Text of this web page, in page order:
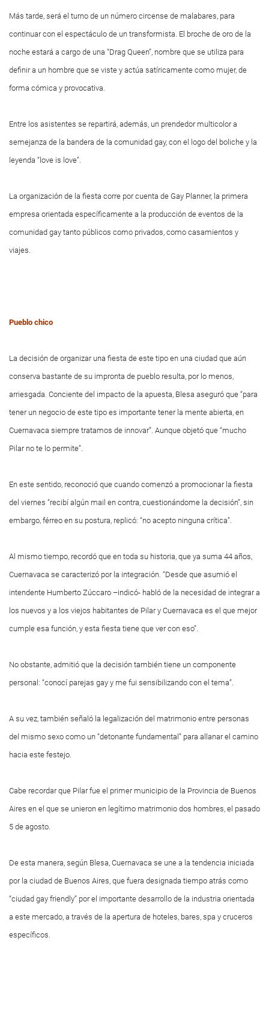
Más tarde, será el turno de un número circense de malabares, para
continuar con el espectáculo de un transformista. El broche de oro de la
noche estará a cargo de una “Drag Queen”, nombre que se utiliza para
definir a un hombre que se viste y actúa satíricamente como mujer, de
forma cómica y provocativa.
Entre los asistentes se repartirá, además, un prendedor multicolor a
semejanza de la bandera de la comunidad gay, con el logo del boliche y la
leyenda “love is love”.
La organización de la fiesta corre por cuenta de Gay Planner, la primera
empresa orientada específicamente a la producción de eventos de la
comunidad gay tanto públicos como privados, como casamientos y
viajes.
Pueblo chico
La decisión de organizar una fiesta de este tipo en una ciudad que aún
conserva bastante de su impronta de pueblo resulta, por lo menos,
arriesgada. Conciente del impacto de la apuesta, Blesa aseguró que “para
tener un negocio de este tipo es importante tener la mente abierta, en
Cuernavaca siempre tratamos de innovar”. Aunque objetó que “mucho
Pilar no te lo permite”.
En este sentido, reconoció que cuando comenzó a promocionar la fiesta
del viernes “recibí algún mail en contra, cuestionándome la decisión”, sin
embargo, férreo en su postura, replicó: “no acepto ninguna crítica”.
Al mismo tiempo, recordó que en toda su historia, que ya suma 44 años,
Cuernavaca se caracterizó por la integración. “Desde que asumió el
intendente Humberto Zúccaro –indicó- habló de la necesidad de integrar a
los nuevos y a los viejos habitantes de Pilar y Cuernavaca es el que mejor
cumple esa función, y esta fiesta tiene que ver con eso”.
No obstante, admitió que la decisión también tiene un componente
personal: “conocí parejas gay y me fui sensibilizando con el tema”.
A su vez, también señaló la legalización del matrimonio entre personas
del mismo sexo como un “detonante fundamental” para allanar el camino
hacia este festejo.
Cabe recordar que Pilar fue el primer municipio de la Provincia de Buenos
Aires en el que se unieron en legítimo matrimonio dos hombres, el pasado
5 de agosto.
De esta manera, según Blesa, Cuernavaca se une a la tendencia iniciada
por la ciudad de Buenos Aires, que fuera designada tiempo atrás como
“ciudad gay friendly” por el importante desarrollo de la industria orientada
a este mercado, a través de la apertura de hoteles, bares, spa y cruceros
específicos.